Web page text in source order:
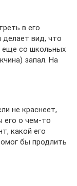
в его
делает вид, что
еще со школьных
запал. На
не краснеет,
его о чем-то
какой его
бы продлить